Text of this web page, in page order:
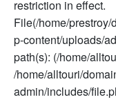
restriction in effect.
File(/home/
p-content/uploads/
path(s): (/home/
/home/alltouri/
admin/includes/